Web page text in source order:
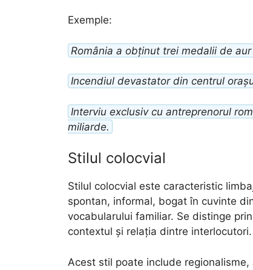
Exemple:
România a obținut trei medalii de
Incendiul devastator din centrul
Interviu exclusiv cu antreprenorul
miliarde.
Stilul colocvial
Stilul colocvial este caracteristic
spontan, informal, bogat în cuvinte
vocabularului familiar. Se distinge
contextul și relația dintre interlocutori.
Acest stil poate include